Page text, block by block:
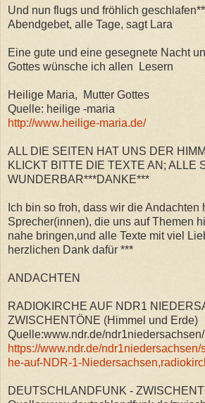
Und nun flugs und fröhlich
Abendgebet, alle Tage, sagt Lara
Eine gute und eine gesegnete Nacht
Gottes wünsche ich allen Lesern
Heilige Maria, Mutter Gottes
Quelle: heilige -maria
http://www.heilige-maria.de/
ALL DIE SEITEN HAT UNS DER
KLICKT BITTE DIE TEXTE AN; ALLE
WUNDERBAR***DANKE***
Ich bin so froh, dass wir die
Sprecher(innen), die uns auf Themen
nahe bringen,und alle Texte mit viel
herzlichen Dank dafür ***
ANDACHTEN
RADIOKIRCHE AUF NDR1
ZWISCHENTÖNE (Himmel und Erde)
Quelle:www.ndr.de/
https://www.ndr.de/
he-auf-NDR-1-
DEUTSCHLANDFUNK -